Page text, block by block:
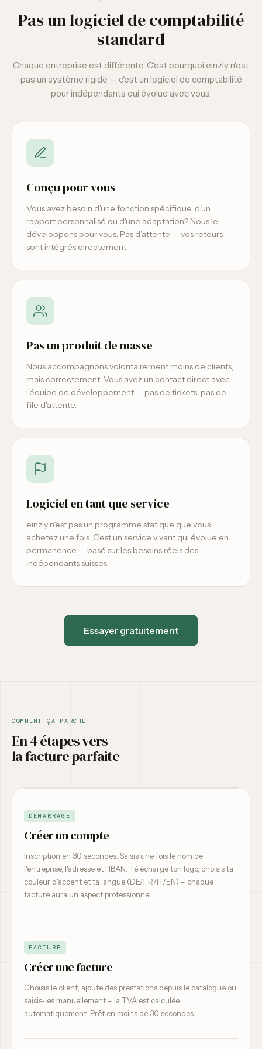
Pas un logiciel de comptabilité
standard
Chaque entreprise est différente. C'est pourquoi einzly n'est
pas un système rigide — c'est un logiciel de comptabilité
pour indépendants qui évolue avec vous.
Conçu pour vous
Vous avez besoin d'une fonction spécifique, d'un
rapport personnalisé ou d'une adaptation? Nous le
développons pour vous. Pas d'attente — vos retours
sont intégrés directement.
Pas un produit de masse
Nous accompagnons volontairement moins de clients,
mais correctement. Vous avez un contact direct avec
l'équipe de développement — pas de tickets, pas de
file d'attente.
Logiciel en tant que service
einzly n'est pas un programme statique que vous
achetez une fois. C'est un service vivant qui évolue en
permanence — basé sur les besoins réels des
indépendants suisses.
Essayer gratuitement
COMMENT ÇA MARCHE
En 4 étapes vers
la facture parfaite
DÉMARRAGE
Créer un compte
Inscription en 30 secondes. Saisis une fois le nom de
l'entreprise, l'adresse et l'IBAN. Télécharge ton logo, choisis ta
couleur d'accent et ta langue (DE/FR/IT/EN) – chaque
facture aura un aspect professionnel.
FACTURE
Créer une facture
Choisis le client, ajoute des prestations depuis le catalogue ou
saisis-les manuellement – la TVA est calculée
automatiquement. Prêt en moins de 30 secondes.